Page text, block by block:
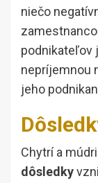
niečo
podnikateľov
nepríjemnou
jeho
Chytrí a
dôsledky